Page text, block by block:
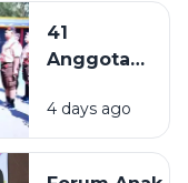
Narkoba
Lewat
Bersinar
41
Anggota
HSS
Dilepas
4 days ago